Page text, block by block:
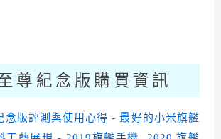
尊紀念版購買資訊